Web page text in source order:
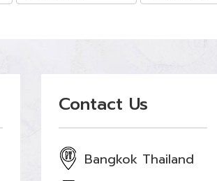
Contact Us
Bangkok Thailand